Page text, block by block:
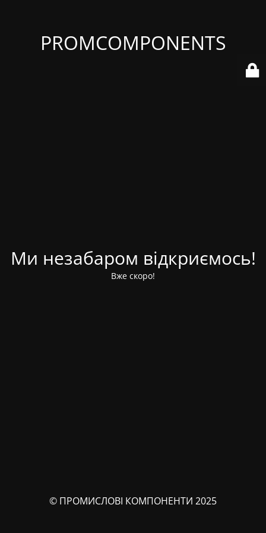
PROMCOMPONENTS
Ми незабаром відкриємось!
Вже скоро!
© ПРОМИСЛОВІ КОМПОНЕНТИ 2025